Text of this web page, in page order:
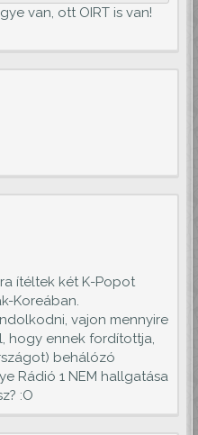
van, ott OIRT is van!
ítéltek két K-Popot
Koreában.
vajon mennyire
hogy ennek fordítottja,
behálózó
Rádió 1 NEM hallgatása
:O